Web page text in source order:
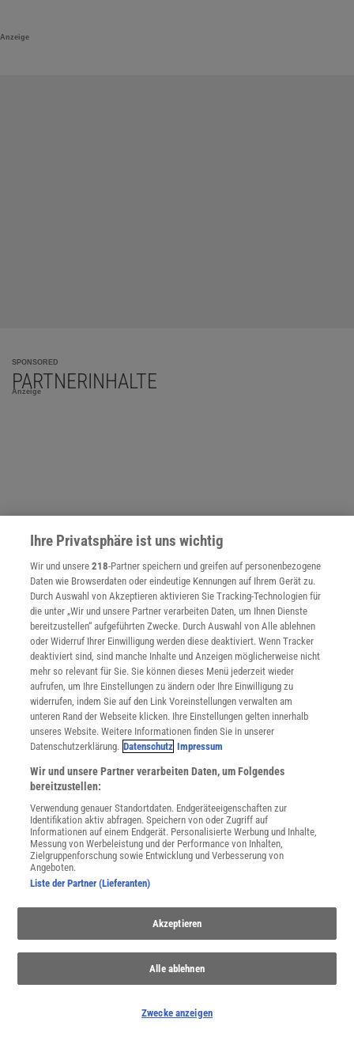
Anzeige
SPONSORED
PARTNERINHALTE
Anzeige
NACH OBEN
Für Sie im Spektrum-Shop und am Kiosk:
WEITERE NEUERSCHEINUNGEN SPEKTRUM SHOP
Spektrum.de-Newsletter abonnieren
JETZT ANMELDEN!
Sie können unsere Newsletter jederzeit wieder abbestellen. Infos zu unserem Umgang
mit Ihren personenbezogenen Daten finden Sie in unsererDatenschutzerklärung.
Ihre Privatsphäre ist uns wichtig
Wir und unsere218-Partner speichern und greifen auf personenbezogene
Daten wie Browserdaten oder eindeutige Kennungen auf Ihrem Gerät zu.
Durch Auswahl von Akzeptieren aktivieren Sie Tracking-Technologien für
die unter „Wir und unsere Partner verarbeiten Daten, um Ihnen Dienste
bereitzustellen“ aufgeführten Zwecke. Durch Auswahl von Alle ablehnen
oder Widerruf Ihrer Einwilligung werden diese deaktiviert. Wenn Tracker
deaktiviert sind, sind manche Inhalte und Anzeigen möglicherweise nicht
mehr so relevant für Sie. Sie können dieses Menü jederzeit wieder
aufrufen, um Ihre Einstellungen zu ändern oder Ihre Einwilligung zu
widerrufen, indem Sie auf den Link Voreinstellungen verwalten am
unteren Rand der Webseite klicken. Ihre Einstellungen gelten innerhalb
unseres Website. Weitere Informationen finden Sie in unserer
Datenschutzerklärung. Datenschutz Impressum
Wir und unsere Partner verarbeiten Daten, um Folgendes
bereitzustellen:
Verwendung genauer Standortdaten. Endgeräteeigenschaften zur
Identifikation aktiv abfragen. Speichern von oder Zugriff auf
Informationen auf einem Endgerät. Personalisierte Werbung und Inhalte,
Messung von Werbeleistung und der Performance von Inhalten,
Zielgruppenforschung sowie Entwicklung und Verbesserung von
Angeboten.
Liste der Partner (Lieferanten)
Akzeptieren
Alle ablehnen
Zwecke anzeigen